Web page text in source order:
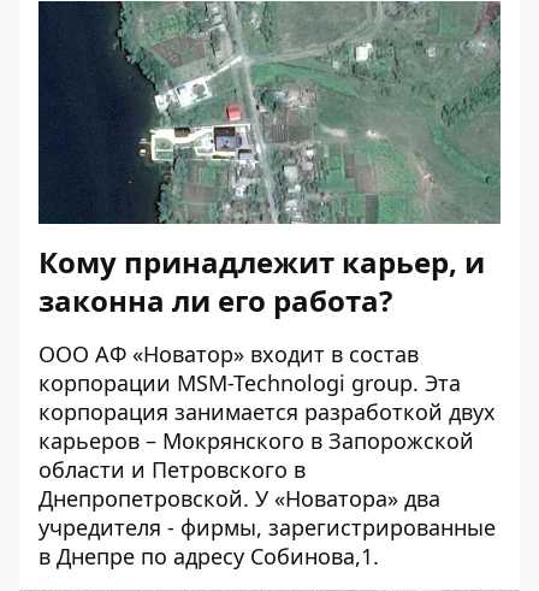
Кому принадлежит карьер, и
законна ли его работа?
ООО АФ «Новатор» входит в состав
корпорации МSM-Technologi group. Эта
корпорация занимается разработкой двух
карьеров – Мокрянского в Запорожской
области и Петровского в
Днепропетровской. У «Новатора» два
учредителя - фирмы, зарегистрированные
в Днепре по адресу Собинова,1.